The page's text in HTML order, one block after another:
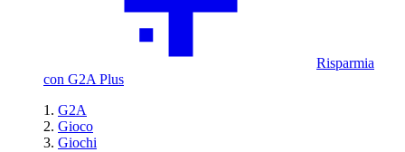
Risparmia
con G2A Plus
G2A
Gioco
Giochi